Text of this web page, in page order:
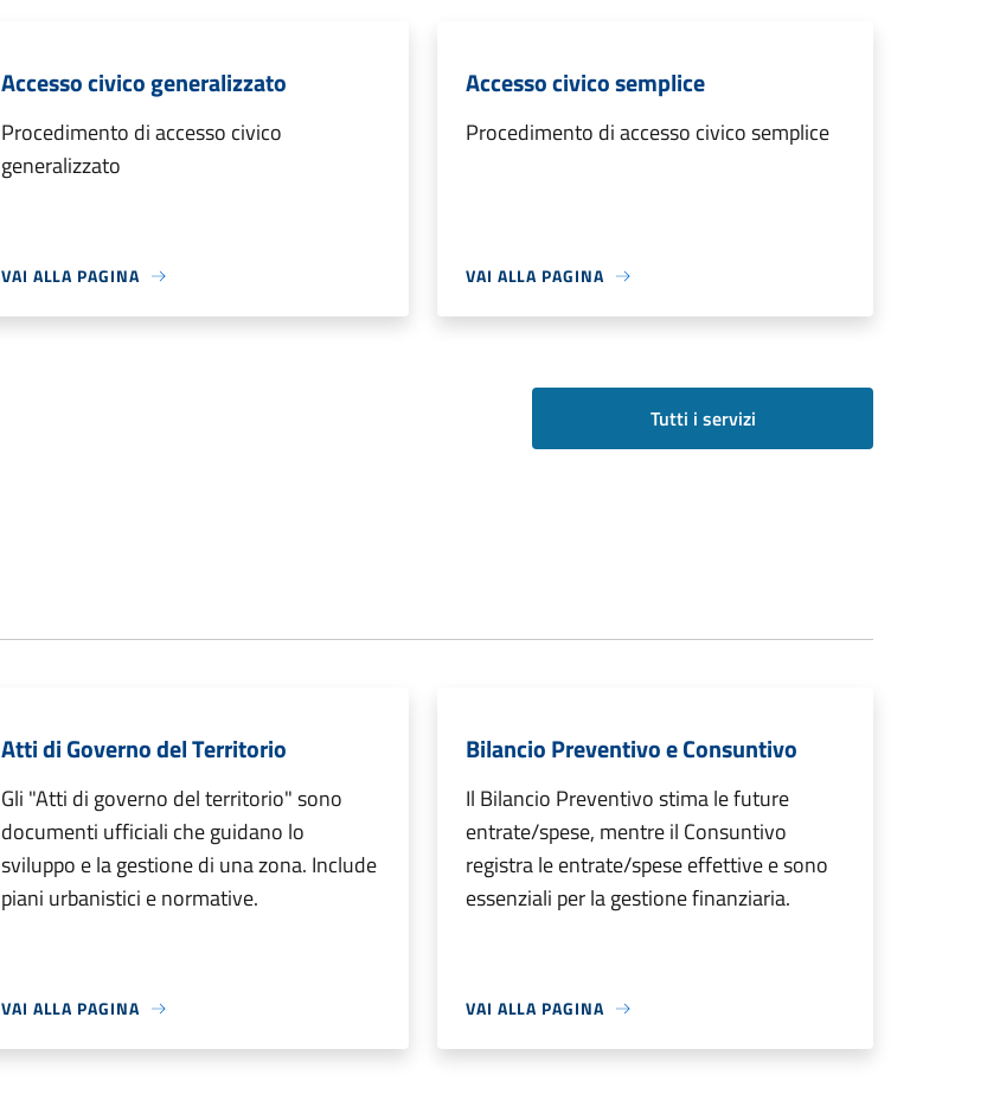
Accesso civico generalizzato
Procedimento di accesso civico
generalizzato
VAI ALLA PAGINA
Accesso civico semplice
Procedimento di accesso civico semplice
VAI ALLA PAGINA
Tutti i servizi
Atti di Governo del Territorio
Gli "Atti di governo del territorio" sono
documenti ufficiali che guidano lo
sviluppo e la gestione di una zona. Include
piani urbanistici e normative.
VAI ALLA PAGINA
Bilancio Preventivo e Consuntivo
Il Bilancio Preventivo stima le future
entrate/spese, mentre il Consuntivo
registra le entrate/spese effettive e sono
essenziali per la gestione finanziaria.
VAI ALLA PAGINA